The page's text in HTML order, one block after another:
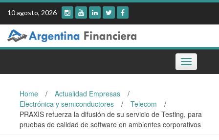
Skip
content
10 agosto, 2026
Toggle
navigation
Home / Actualidad Empresas
/
Electrónica y semiconductores
/ Telecom
/
PRAXIS refuerza la difusión de su servicio de Testing, para
pruebas de calidad de software en ambientes corporativos